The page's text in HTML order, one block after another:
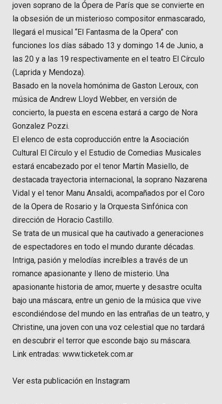
joven soprano de la Ópera de París que se convierte en
la obsesión de un misterioso compositor enmascarado,
llegará el musical “El Fantasma de la Opera” con
funciones los días sábado 13 y domingo 14 de Junio, a
las 20 y a las 19 respectivamente en el teatro El Círculo
(Laprida y Mendoza).
Basado en la novela homónima de Gaston Leroux, con
música de Andrew Lloyd Webber, en versión de
concierto, la puesta en escena estará a cargo de Nora
Gonzalez Pozzi.
El elenco de esta coproducción entre la Asociación
Cultural El Círculo y el Estudio de Comedias Musicales
estará encabezado por el tenor Martín Masiello, de
destacada trayectoria internacional, la soprano Nazarena
Vidal y el tenor Manu Ansaldi, acompañados por el Coro
de la Opera de Rosario y la Orquesta Sinfónica con
dirección de Horacio Castillo.
Se trata de un musical que ha cautivado a generaciones
de espectadores en todo el mundo durante décadas.
Intriga, pasión y melodías increíbles a través de un
romance apasionante y lleno de misterio. Una
apasionante historia de amor, muerte y desastre oculta
bajo una máscara, entre un genio de la música que vive
escondiéndose del mundo en las entrañas de un teatro, y
Christine, una joven con una voz celestial que no tardará
en descubrir el terror que esconde bajo su máscara.
Link entradas: www.ticketek.com.ar
Ver esta publicación en Instagram